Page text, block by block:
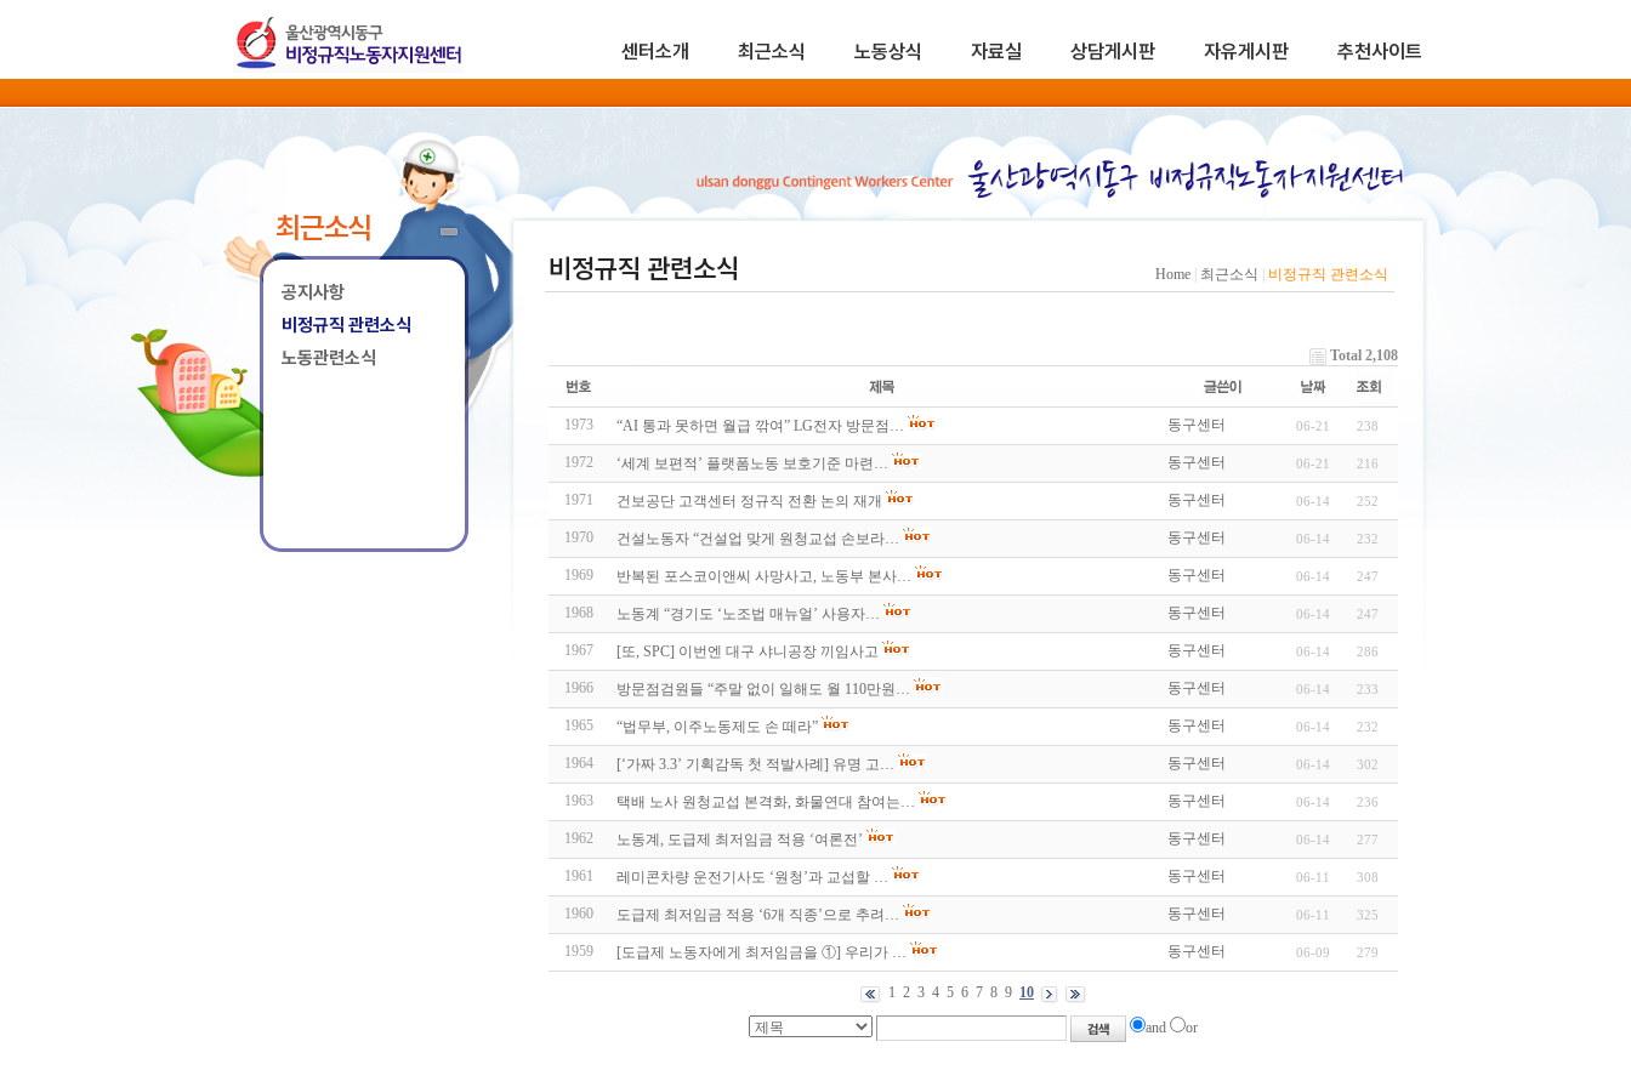
센터소개 최근소식 노동상식 자료실 상담게시판 자유게시판 추천사이트
최근소식
공지사항
비정규직 관련소식
노동관련소식
비정규직 관련소식 Home 최근소식 비정규직 관련소식
Total 2,108
1973 “AI 통과 못하면 월급 깎여” LG전자 방문점… 동구센터 06-21 238
1972 ‘세계 보편적’ 플랫폼노동 보호기준 마련… 동구센터 06-21 216
1971 건보공단 고객센터 정규직 전환 논의 재개 동구센터 06-14 252
1970 건설노동자 “건설업 맞게 원청교섭 손보라… 동구센터 06-14 232
1969 반복된 포스코이앤씨 사망사고, 노동부 본사… 동구센터 06-14 247
1968 노동계 “경기도 ‘노조법 매뉴얼’ 사용자… 동구센터 06-14 247
1967 [또, SPC] 이번엔 대구 샤니공장 끼임사고 동구센터 06-14 286
1966 방문점검원들 “주말 없이 일해도 월 110만원… 동구센터 06-14 233
1965 “법무부, 이주노동제도 손 떼라” 동구센터 06-14 232
1964 [‘가짜 3.3’ 기획감독 첫 적발사례] 유명 고… 동구센터 06-14 302
1963 택배 노사 원청교섭 본격화, 화물연대 참여는… 동구센터 06-14 236
1962 노동계, 도급제 최저임금 적용 ‘여론전’ 동구센터 06-14 277
1961 레미콘차량 운전기사도 ‘원청’과 교섭할 … 동구센터 06-11 308
1960 도급제 최저임금 적용 ‘6개 직종’으로 추려… 동구센터 06-11 325
1959 [도급제 노동자에게 최저임금을 ①] 우리가 … 동구센터 06-09 279
1 2 3 4 5 6 7 8 9 10
and or